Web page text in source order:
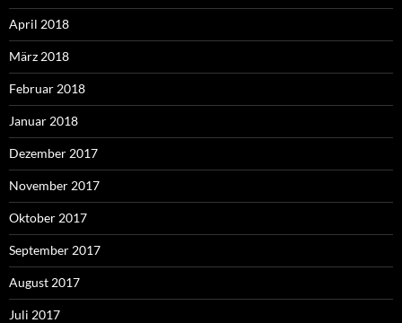
April 2018
März 2018
Februar 2018
Januar 2018
Dezember 2017
November 2017
Oktober 2017
September 2017
August 2017
Juli 2017